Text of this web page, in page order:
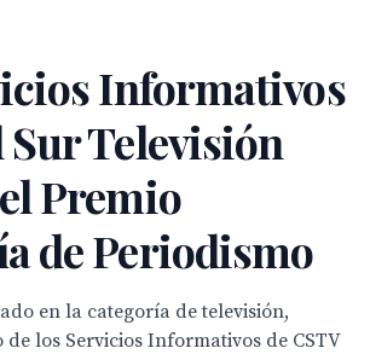
Informativos
Sur Televisión
Premio
de Periodismo
en la categoría de televisión,
los Servicios Informativos de CSTV